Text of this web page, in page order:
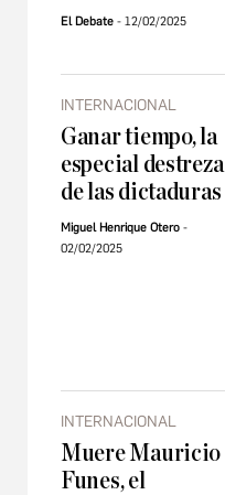
El Debate 12/02/2025
INTERNACIONAL
Ganar tiempo, la
especial destreza
de las dictaduras
Miguel Henrique Otero
02/02/2025
INTERNACIONAL
Muere Mauricio
Funes, el